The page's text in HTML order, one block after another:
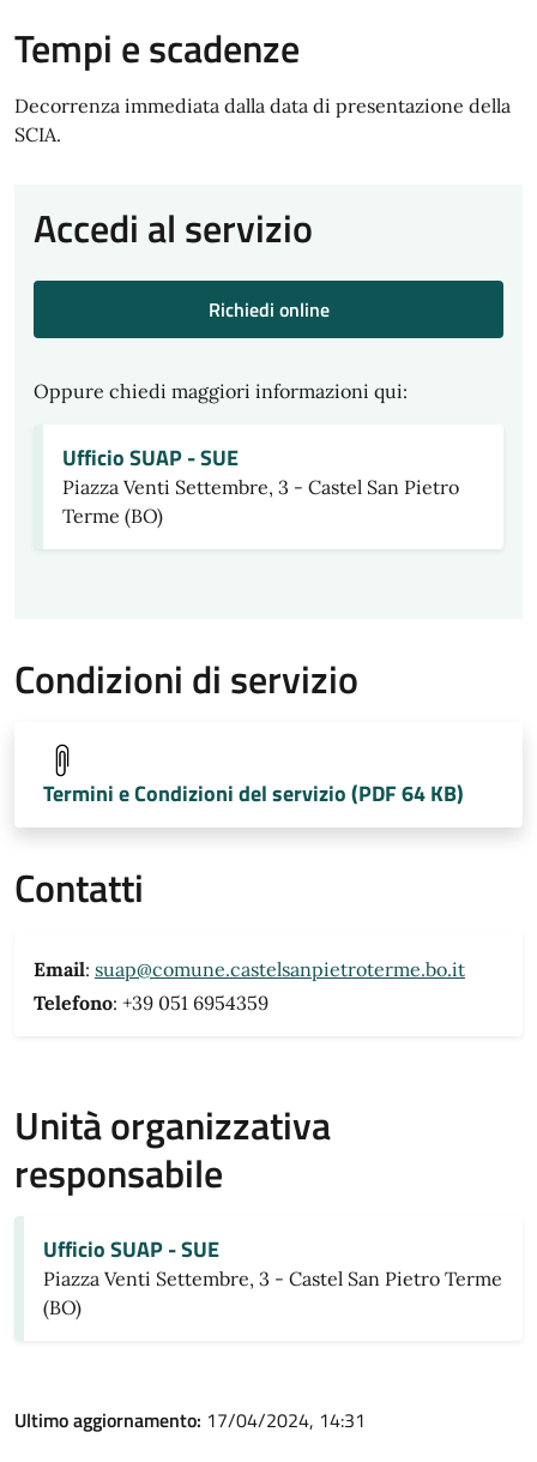
Tempi e scadenze
Decorrenza immediata dalla data di presentazione della
SCIA.
Accedi al servizio
Richiedi online
Oppure chiedi maggiori informazioni qui:
Ufficio SUAP - SUE
Piazza Venti Settembre, 3 - Castel San Pietro
Terme (BO)
Condizioni di servizio
Termini e Condizioni del servizio (PDF 64 KB)
Contatti
Email: suap@comune.castelsanpietroterme.bo.it
Telefono: +39 051 6954359
Unità organizzativa
responsabile
Ufficio SUAP - SUE
Piazza Venti Settembre, 3 - Castel San Pietro Terme
(BO)
Ultimo aggiornamento: 17/04/2024, 14:31